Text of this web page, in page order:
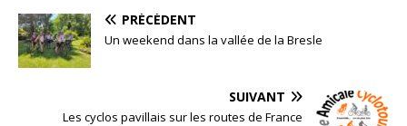
PRÉCÉDENT
Un weekend dans la vallée de la Bresle
SUIVANT
Les cyclos pavillais sur les routes de France